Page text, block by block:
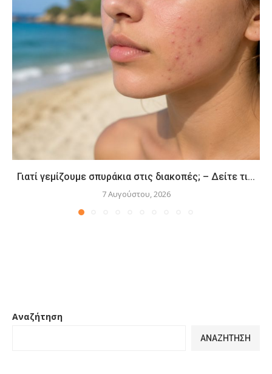
Γιατί γεμίζουμε σπυράκια στις διακοπές; – Δείτε τι...
7 Αυγούστου, 2026
Αναζήτηση
ΑΝΑΖΉΤΗΣΗ